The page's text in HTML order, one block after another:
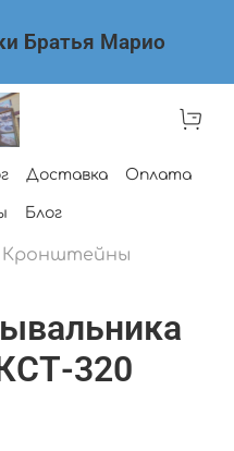
Братья Марио
Доставка Оплата
Блог
Кронштейны
320